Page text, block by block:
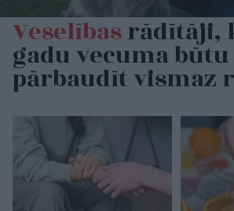
Veselībasrādītāji,
gadu vecuma
pārbaudīt vismaz